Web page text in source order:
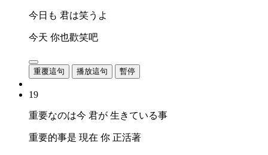
今日も 君は笑うよ
今天 你也歡笑吧
重覆這句 播放這句 暫停
19
重要なのは今 君が 生きている事
重要的事是 現在 你 正活著